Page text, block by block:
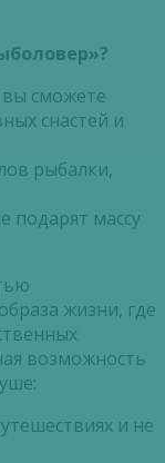
сможете
снастей и
рыбалки,
подарят массу
жизни, где
возможность
и не